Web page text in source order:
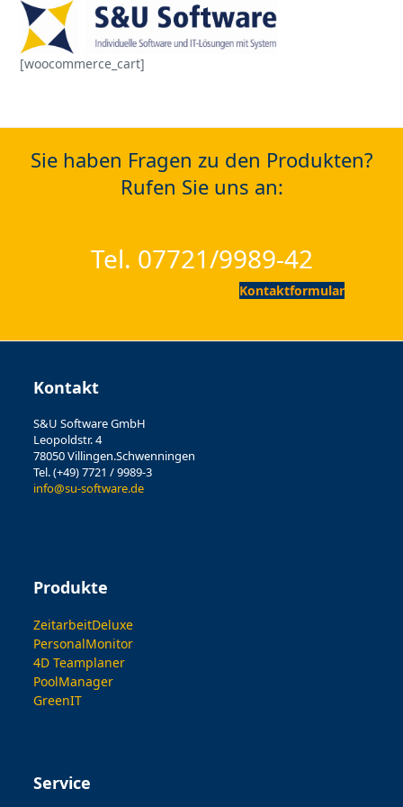
Skip
content
Open
mobile
menu
Close
mobile
menu
[woocommerce_cart]
Sie haben Fragen zu den Produkten?
Rufen Sie uns an:
Tel. 07721/9989-42
Kontaktformular
Kontakt
S&U Software GmbH
Leopoldstr. 4
78050 Villingen.Schwenningen
Tel. (+49) 7721 / 9989-3
info@su-software.de
Produkte
ZeitarbeitDeluxe
PersonalMonitor
4D Teamplaner
PoolManager
GreenIT
Service